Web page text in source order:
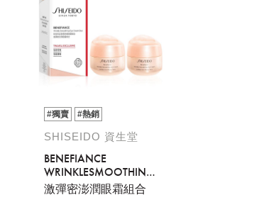
#獨賣 #熱銷
SHISEIDO 資生堂
BENEFIANCE
WRINKLESMOOTHING
EYE CREAM DUO
激彈密澎潤眼霜組合